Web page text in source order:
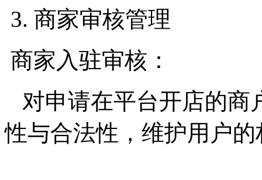
3. 商家审核管理
商家入驻审核：
对申请在平台开店的商
性与合法性，维护用户的